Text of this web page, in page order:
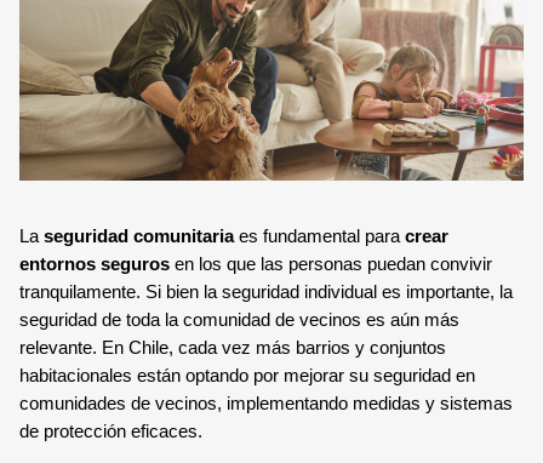
SENSORES Y DETECTORES
SENSORES DE
MOVIMIENTO
SENSOR PERIMETRAL
DETECTOR DE HUMO
SENSOR MAGNÉTICO
GARANTÍA VERISURE
Laseguridad comunitariaes fundamental paracrear
entornos seguros en los que las personas puedan convivir
tranquilamente. Si bien la seguridad individual es importante, la
seguridad de toda la comunidad de vecinos es aún más
relevante. En Chile, cada vez más barrios y conjuntos
habitacionales están optando por mejorar su seguridad en
comunidades de vecinos, implementando medidas y sistemas
de protección eficaces.